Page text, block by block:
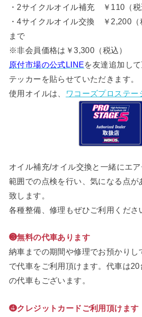
・2サイクルオイル補充 ￥110（税
・4サイクルオイル交換 ￥2,200
まで
※非会員価格は￥3,300（税込）
原付市場の公式LINEを友達追加し
テッカーを貼らせていただきます。
使用オイルは、
ワコーズプロステー
オイル補充/オイル交換と一緒にエ
範囲での点検を行い、気になる点が
致します。
各種整備、修理もぜひご利用くださ
❸無料の代車あります
納車までの期間や修理でお預かりし
で代車をご利用頂けます。代車は
の代車もございます。
❹クレジットカードご利用頂けます